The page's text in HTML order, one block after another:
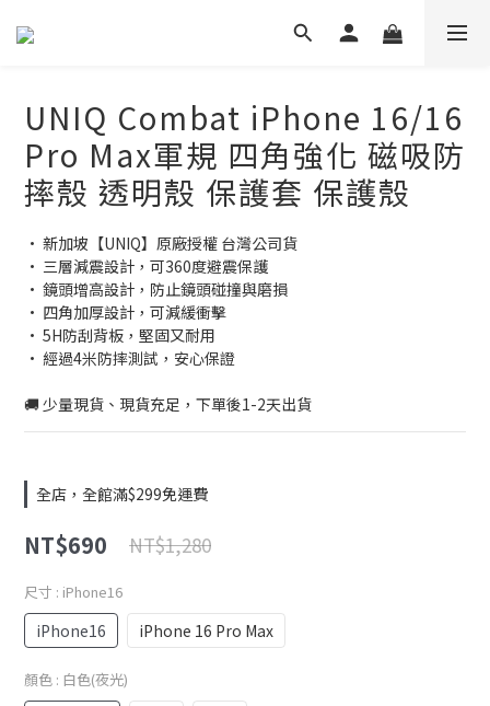
UNIQ Combat iPhone 16/16
Pro Max軍規 四角強化 磁吸防
摔殼 透明殼 保護套 保護殼
• 新加坡【UNIQ】原廠授權 台灣公司貨
• 三層減震設計，可360度避震保護
• 鏡頭增高設計，防止鏡頭碰撞與磨損
• 四角加厚設計，可減緩衝擊
• 5H防刮背板，堅固又耐用
• 經過4米防摔測試，安心保證
🚚 少量現貨、現貨充足，下單後1-2天出貨
全店，全館滿$299免運費
NT$690 NT$1,280
尺寸 : iPhone16
iPhone16 iPhone 16 Pro Max
顏色 : 白色(夜光)